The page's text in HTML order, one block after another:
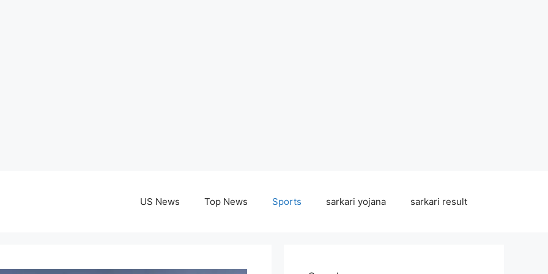
US News Top News Sports sarkari yojana sarkari result